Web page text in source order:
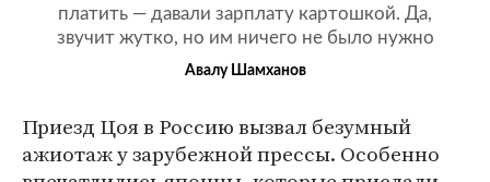
платить — давали зарплату картошкой. Да,
звучит жутко, но им ничего не было нужно
Авалу Шамханов
Приезд Цоя в Россию вызвал безумный
ажиотаж у зарубежной прессы. Особенно